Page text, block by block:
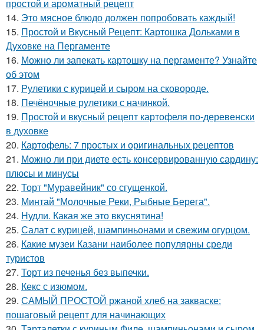
простой и ароматный рецепт
14. Это мясное блюдо должен попробовать каждый!
15. Простой и Вкусный Рецепт: Картошка Дольками в
Духовке на Пергаменте
16. Можно ли запекать картошку на пергаменте? Узнайте
об этом
17. Рулетики с курицей и сыром на сковороде.
18. Печёночные рулетики с начинкой.
19. Простой и вкусный рецепт картофеля по-деревенски
в духовке
20. Картофель: 7 простых и оригинальных рецептов
21. Можно ли при диете есть консервированную сардину:
плюсы и минусы
22. Торт "Муравейник" со сгущенкой.
23. Минтай "Молочные Реки, Рыбные Берега".
24. Нудли. Какая же это вкуснятина!
25. Салат с курицей, шампиньонами и свежим огурцом.
26. Какие музеи Казани наиболее популярны среди
туристов
27. Торт из печенья без выпечки.
28. Кекс с изюмом.
29. САМЫЙ ПРОСТОЙ ржаной хлеб на закваске:
пошаговый рецепт для начинающих